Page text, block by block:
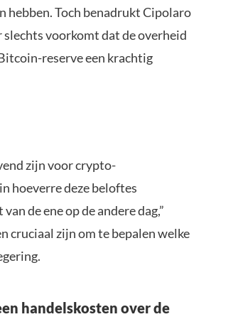
hebben. Toch benadrukt Cipolaro
voorkomt dat de overheid
reserve een krachtig
zijn voor crypto-
hoeverre deze beloftes
de ene op de andere dag,”
cruciaal zijn om te bepalen welke
handelskosten over de